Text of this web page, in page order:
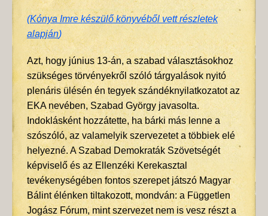
(Kónya Imre készülő könyvéből vett részletek
alapján)
Azt, hogy június 13-án, a szabad választásokhoz
szükséges törvényekről szóló tárgyalások nyitó
plenáris ülésén én tegyek szándéknyilatkozatot az
EKA nevében, Szabad György javasolta.
Indoklásként hozzátette, ha bárki más lenne a
szószóló, az valamelyik szervezetet a többiek elé
helyezné. A Szabad Demokraták Szövetségét
képviselő és az Ellenzéki Kerekasztal
tevékenységében fontos szerepet játszó Magyar
Bálint élénken tiltakozott, mondván: a Független
Jogász Fórum, mint szervezet nem is vesz részt a